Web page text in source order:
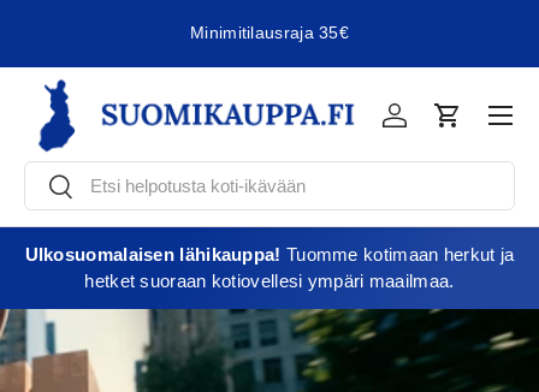
Minimitilausraja 35€
EtsiEtsi
KirjauduOstoskori
Ulkosuomalaisen lähikauppa! Tuomme kotimaan herkut ja
hetket suoraan kotiovellesi ympäri maailmaa.